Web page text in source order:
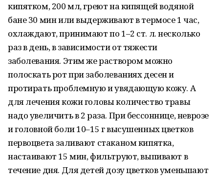
кипятком, 200 мл, греют на кипящей водяной
бане 30 мин или выдерживают в термосе 1 час,
охлаждают, принимают по 1–2 ст. л. несколько
раз в день, в зависимости от тяжести
заболевания. Этим же раствором можно
полоскать рот при заболеваниях десен и
протирать проблемную и увядающую кожу. А
для лечения кожи головы количество травы
надо увеличить в 2 раза. При бессоннице, неврозе
и головной боли 10–15 г высушенных цветков
первоцвета заливают стаканом кипятка,
настаивают 15 мин, фильтруют, выпивают в
течение дня. Для детей дозу цветков уменьшают